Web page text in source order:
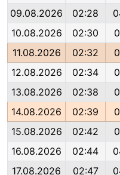
09.08.2026
02:28
10.08.2026
02:30
11.08.2026
02:32
12.08.2026
02:34
13.08.2026
02:38
14.08.2026
02:39
15.08.2026
02:42
16.08.2026
02:44
17.08.2026
02:47